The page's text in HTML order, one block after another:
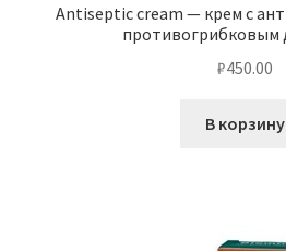
Antiseptic cream — крем с
противогрибковым
₽450.00
В корзину